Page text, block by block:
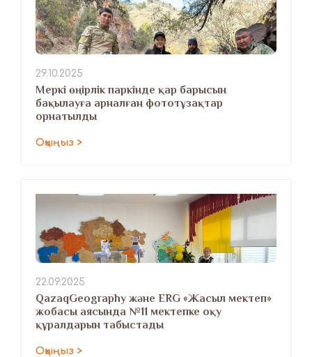
29.10.2025
Меркі өңірлік паркінде қар барысын
бақылауға арналған фототұзақтар
орнатылды
Оқыңыз >
22.09.2025
QazaqGeography және ERG «Жасыл мектеп»
жобасы аясында №11 мектепке оқу
құралдарын табыстады
Оқыңыз >